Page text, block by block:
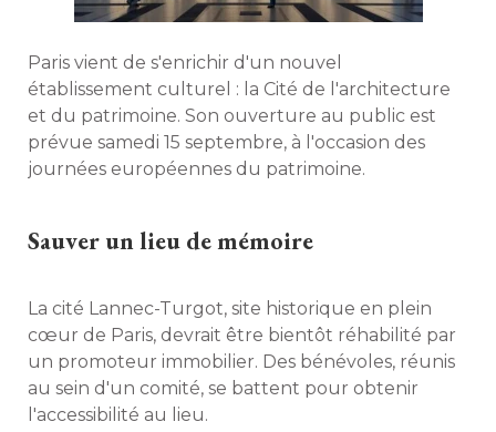
Paris vient de s'enrichir d'un nouvel
établissement culturel : la Cité de l'architecture
et du patrimoine. Son ouverture au public est
prévue samedi 15 septembre, à l'occasion des
journées européennes du patrimoine.
Sauver un lieu de mémoire
La cité Lannec-Turgot, site historique en plein
cœur de Paris, devrait être bientôt réhabilité par
un promoteur immobilier. Des bénévoles, réunis
au sein d'un comité, se battent pour obtenir
l'accessibilité au lieu.